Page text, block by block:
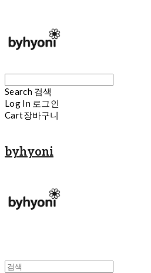
Search 검색
Log In 로그인
Cart장바구니
byhyoni